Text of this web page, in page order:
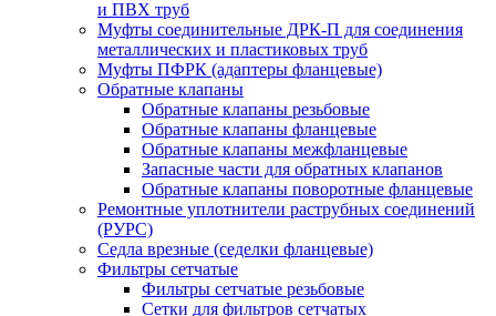
и ПВХ труб
Муфты соединительные ДРК-П для соединения
металлических и пластиковых труб
Муфты ПФРК (адаптеры фланцевые)
Обратные клапаны
Обратные клапаны резьбовые
Обратные клапаны фланцевые
Обратные клапаны межфланцевые
Запасные части для обратных клапанов
Обратные клапаны поворотные фланцевые
Ремонтные уплотнители раструбных соединений
(РУРС)
Седла врезные (седелки фланцевые)
Фильтры сетчатые
Фильтры сетчатые резьбовые
Сетки для фильтров сетчатых